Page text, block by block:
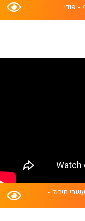
- פודי
תיבול -